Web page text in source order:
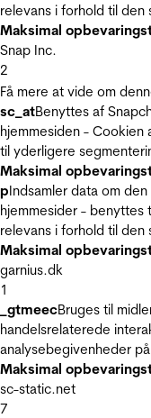
relevans i forhold til
Maksimal
Snap Inc.
2
Få mere at vide om
sc_atBenyttes af
hjemmesiden -
til yderligere
Maksimal
pIndsamler data om
hjemmesider - benyttes
relevans i forhold til
Maksimal
garnius.dk
1
_gtmeecBruges til
handelsrelaterede
analysebegivenheder
Maksimal
sc-static.net
7